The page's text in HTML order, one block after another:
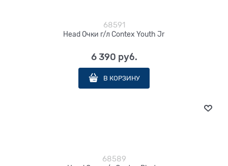
68591
Head Очки г/л Contex Youth Jr
6 390 руб.
В КОРЗИНУ
68589